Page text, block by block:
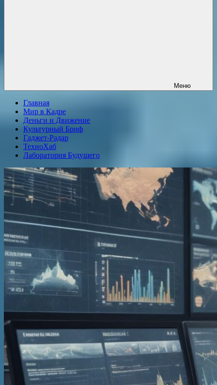
Меню
Главная
Мир в Кадре
Деньги и Движение
Культурный Бриф
Гаджет-Радар
ТехноХаб
Лаборатория Будущего